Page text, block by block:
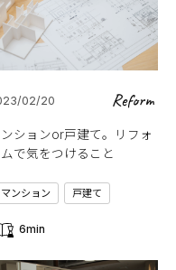
02/20 Reform
ションor戸建て。リフォ
で気をつけること
マンション 戸建て
6min